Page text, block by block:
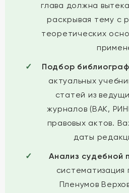
глава должна
раскрывая тему с
теоретических
Подбор
актуальных
статей из
журналов (ВАК,
правовых актов.
даты
Анализ судебной
систематизация
Пленумов